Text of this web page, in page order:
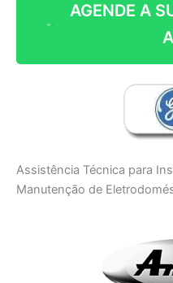
AGENDE A
Assistência Técnica para
Manutenção de